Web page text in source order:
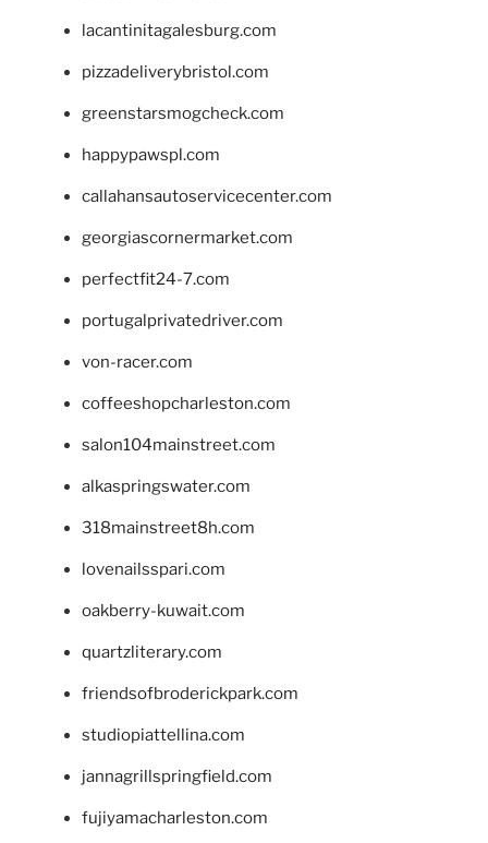
lacantinitagalesburg.com
pizzadeliverybristol.com
greenstarsmogcheck.com
happypawspl.com
callahansautoservicecenter.com
georgiascornermarket.com
perfectfit24-7.com
portugalprivatedriver.com
von-racer.com
coffeeshopcharleston.com
salon104mainstreet.com
alkaspringswater.com
318mainstreet8h.com
lovenailsspari.com
oakberry-kuwait.com
quartzliterary.com
friendsofbroderickpark.com
studiopiattellina.com
jannagrillspringfield.com
fujiyamacharleston.com